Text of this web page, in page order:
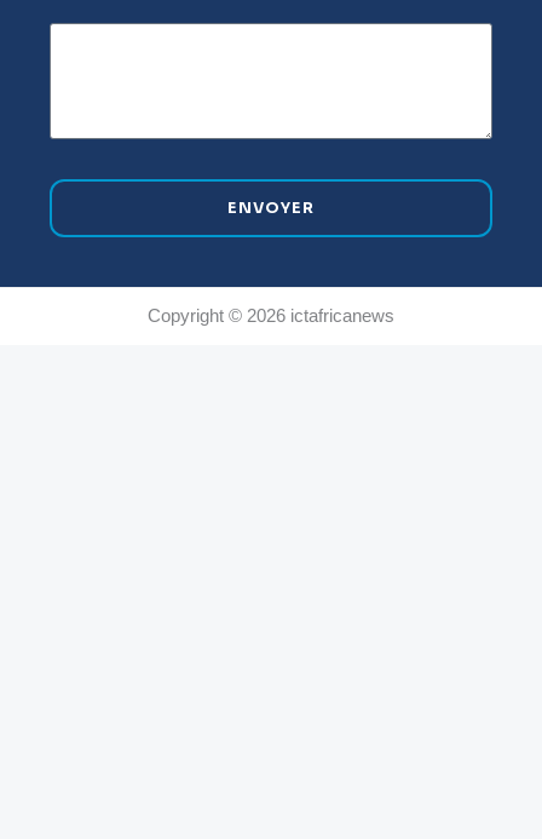
ENVOYER
Copyright © 2026 ictafricanews